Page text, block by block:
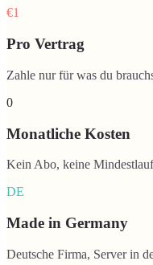
€1
Pro Vertrag
Zahle nur für was du
0
Monatliche Kosten
Kein Abo, keine
DE
Made in Germany
Deutsche Firma, Server in